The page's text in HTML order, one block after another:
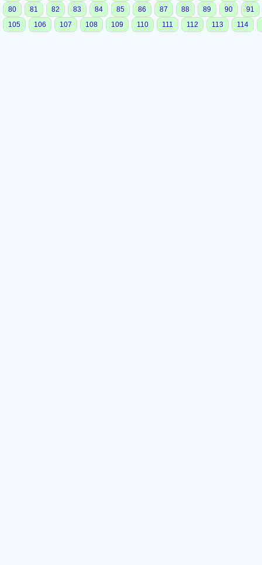
80
81 82 83 84 85 86 87 88 89 90
91
105
106 107 108 109 110 111 112 113 114